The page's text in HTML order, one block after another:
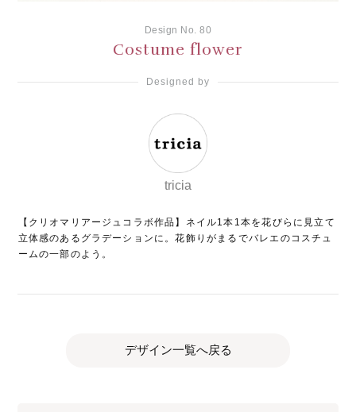
Design No. 80
Costume flower
Designed by
tricia
【クリオマリアージュコラボ作品】ネイル1本1本を花びらに見立て
立体感のあるグラデーションに。花飾りがまるでバレエのコスチュ
ームの一部のよう。
デザイン一覧へ戻る